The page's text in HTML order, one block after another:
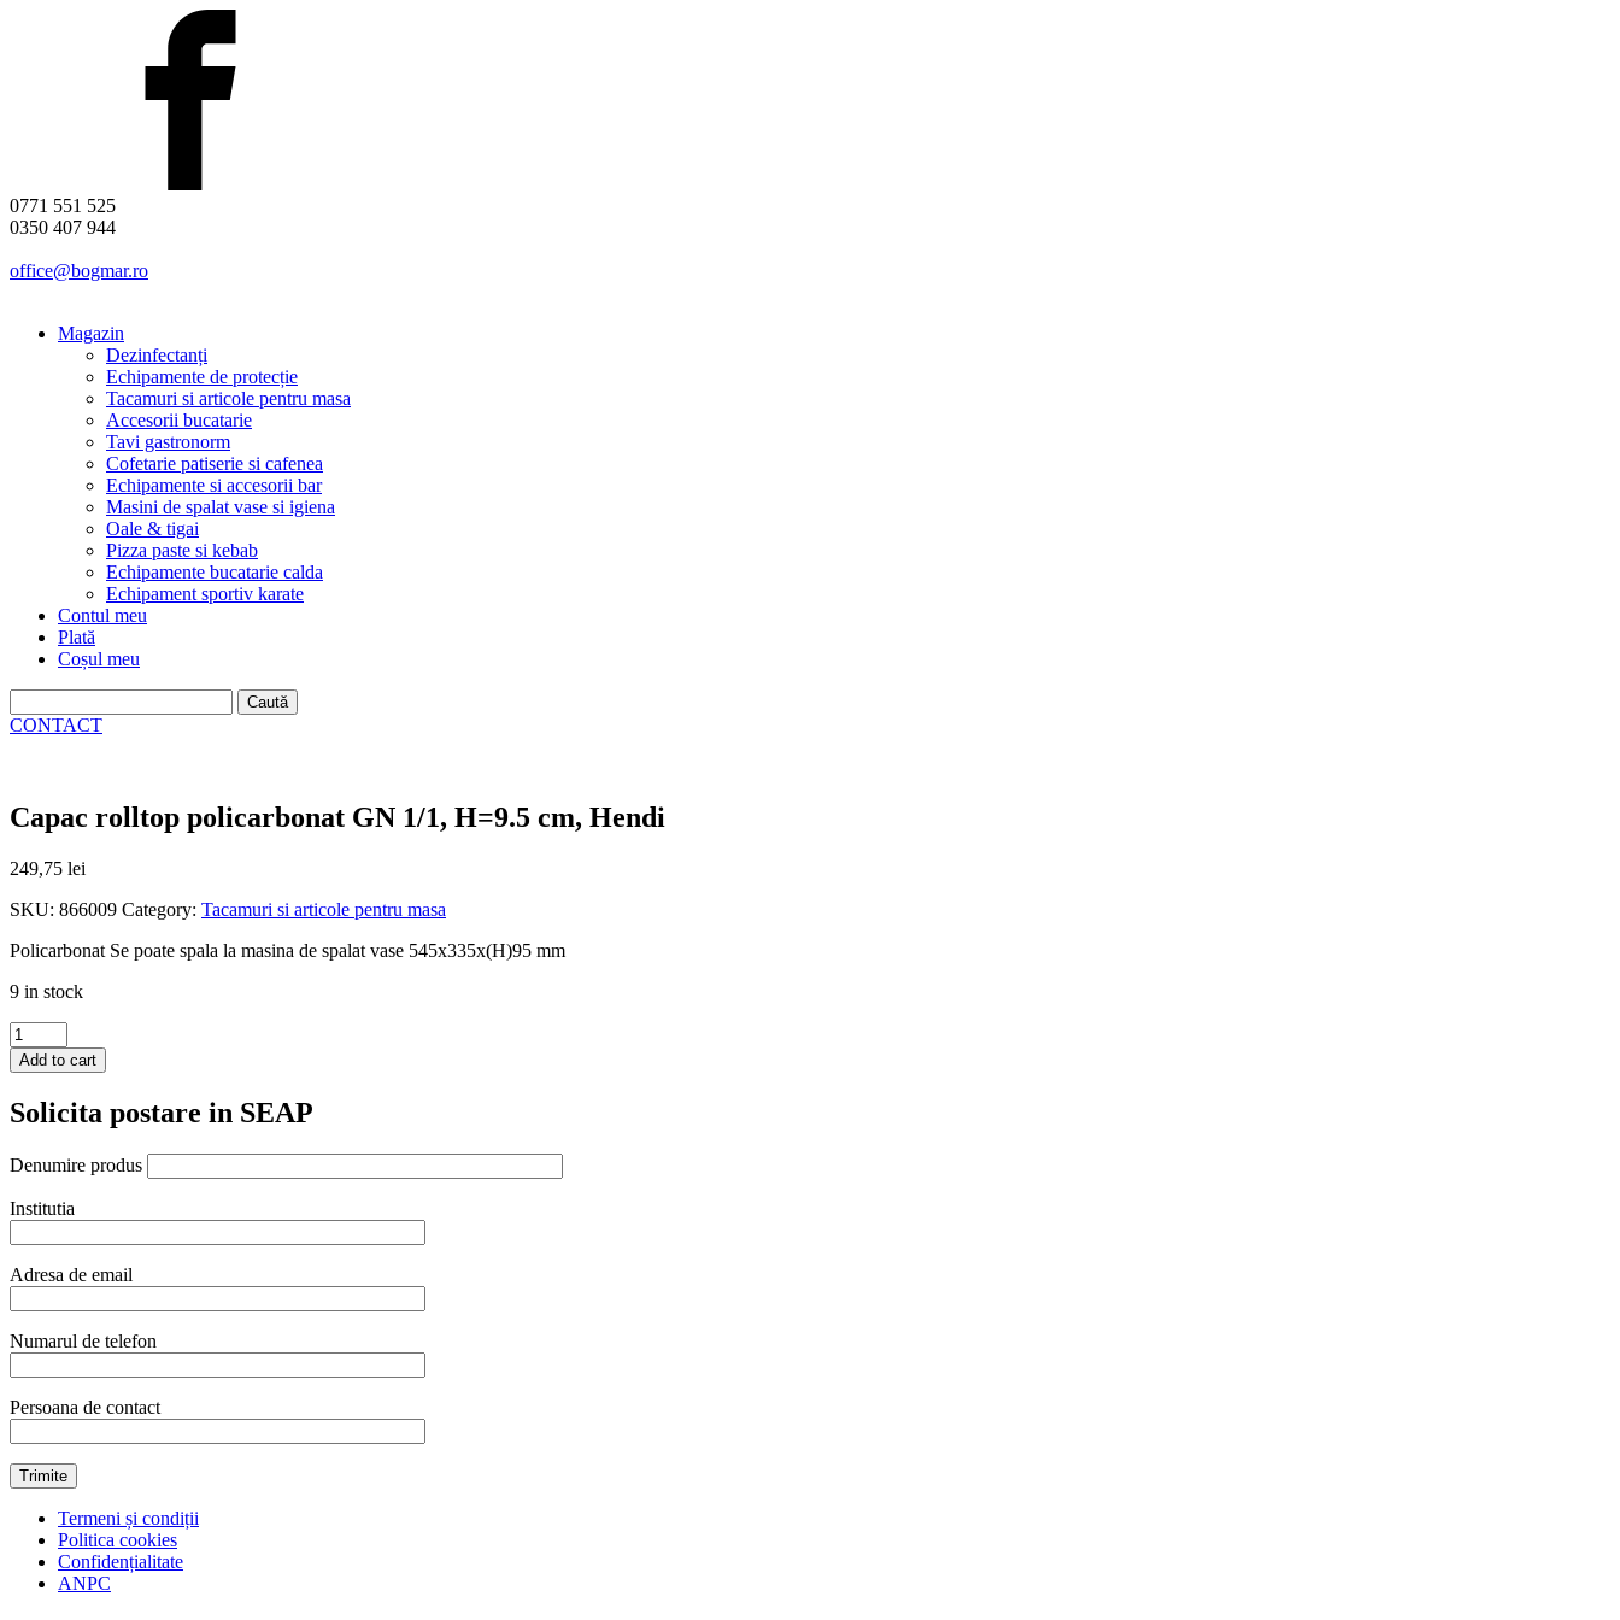
0771 551 525
0350 407 944
office@bogmar.ro
Magazin
Dezinfectanți
Echipamente de protecție
Tacamuri si articole pentru masa
Accesorii bucatarie
Tavi gastronorm
Cofetarie patiserie si cafenea
Echipamente si accesorii bar
Masini de spalat vase si igiena
Oale & tigai
Pizza paste si kebab
Echipamente bucatarie calda
Echipament sportiv karate
Contul meu
Plată
Coșul meu
după:
CONTACT
Capac rolltop policarbonat GN 1/1, H=9.5 cm, Hendi
249,75 lei
SKU: 866009 Category: Tacamuri si articole pentru masa
Policarbonat Se poate spala la masina de spalat vase 545x335x(H)95 mm
9 in stock
Capac
rolltop
policarbonat
1/1,
cm,
quantity
Add to cart
Solicita postare in SEAP
Denumire produs
Institutia
Adresa de email
Numarul de telefon
Persoana de contact
Termeni și condiții
Politica cookies
Confidențialitate
ANPC